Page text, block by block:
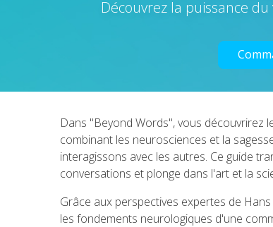
Découvrez la puissance
Dans "Beyond Words", vous découvrirez
combinant les neurosciences et la
interagissons avec les autres. Ce guide
conversations et plonge dans l'art et la
Grâce aux perspectives expertes de
les fondements neurologiques d'une